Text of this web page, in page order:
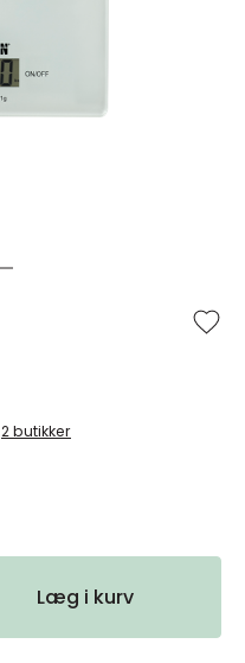
2 butikker
Læg i kurv